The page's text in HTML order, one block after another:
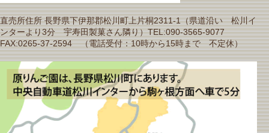
直売所住所 長野県下伊那郡松川町上片桐2311-1（県道沿い 松川イ
ンターより3分 宇寿田製菓さん隣り）TEL:090-3565-9077
FAX:0265-37-2594 （電話受付：10時から15時まで 不定休）